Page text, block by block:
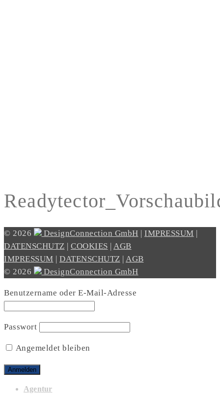
© 2026 DesignConnection GmbH IMPRESSUM
DATENSCHUTZ
COOKIES
AGB
IMPRESSUM
DATENSCHUTZ
AGB
© 2026
DesignConnection GmbH
Benutzername oder E-Mail-Adresse
Passwort
Angemeldet bleiben
Agentur